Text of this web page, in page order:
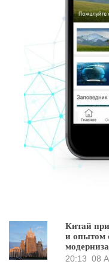
Китай
и опытом
20:13 08